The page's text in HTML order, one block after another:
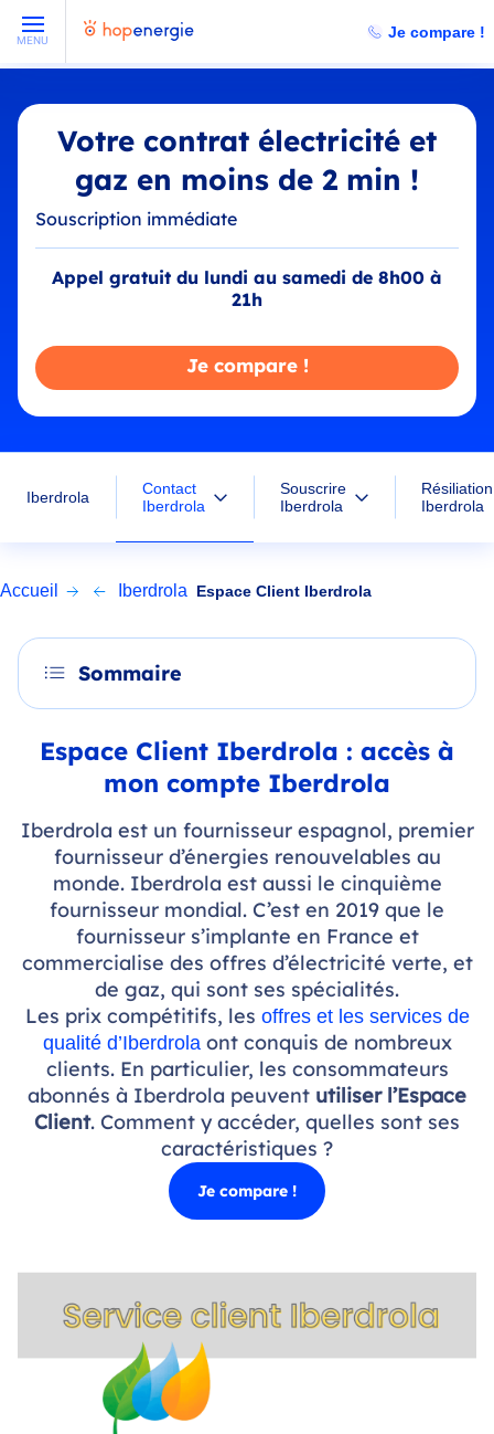
MENU Je compare !
Votre contrat électricité et
gaz en moins de 2 min !
Souscription immédiate
Appel gratuit du lundi au samedi de 8h00 à
21h
Je compare !
Iberdrola
Contact
Iberdrola
Souscrire
Iberdrola
Résiliation
Iberdrola
Accueil Iberdrola Espace Client Iberdrola
Sommaire
Espace Client Iberdrola : accès à
mon compte Iberdrola
Iberdrola est un fournisseur espagnol, premier
fournisseur d’énergies renouvelables au
monde. Iberdrola est aussi le cinquième
fournisseur mondial. C’est en 2019 que le
fournisseur s’implante en France et
commercialise des offres d’électricité verte, et
de gaz, qui sont ses spécialités.
Les prix compétitifs, les offres et les services de
qualité d’Iberdrolaont conquis de nombreux
clients. En particulier, les consommateurs
abonnés à Iberdrola peuvent utiliser l’Espace
Client. Comment y accéder, quelles sont ses
caractéristiques ?
Je compare !